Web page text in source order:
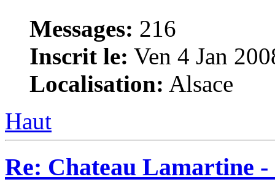
Messages: 216
Inscrit le: Ven 4 Jan
Localisation: Alsace
Haut
Re: Chateau Lamartine -